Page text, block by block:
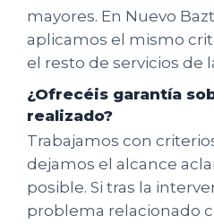
mayores. En Nuevo
aplicamos el mismo
el resto de servicios de
¿Ofrecéis garantía
realizado?
Trabajamos con
dejamos el alcance
posible. Si tras la
problema relacionado